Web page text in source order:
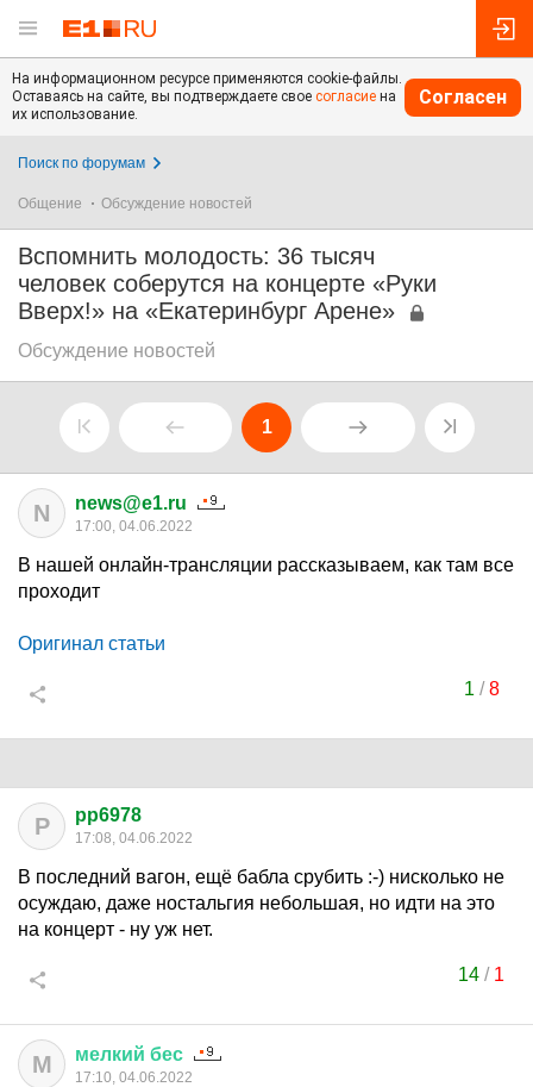
На информационном ресурсе применяются cookie-файлы.
Оставаясь на сайте, вы подтверждаете свое согласие на
их использование.
Согласен
Поиск по форумам
Общение Обсуждение новостей
Вспомнить молодость: 36 тысяч
человек соберутся на концерте «Руки
Вверх!» на «Екатеринбург Арене»
Обсуждение новостей
1
N news@e1.ru
17:00, 04.06.2022
В нашей онлайн-трансляции рассказываем, как там все
проходит
Оригинал статьи
1 /8
P pp6978
17:08, 04.06.2022
В последний вагон, ещё бабла срубить :-) нисколько не
осуждаю, даже ностальгия небольшая, но идти на это
на концерт - ну уж нет.
14 / 1
М мелкий бес
17:10, 04.06.2022